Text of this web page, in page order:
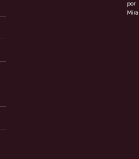
por